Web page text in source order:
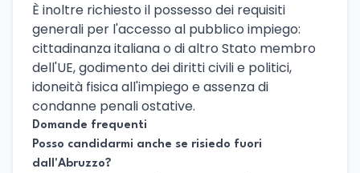
È inoltre richiesto il possesso dei requisiti
generali per l'accesso al pubblico impiego:
cittadinanza italiana o di altro Stato membro
dell'UE, godimento dei diritti civili e politici,
idoneità fisica all'impiego e assenza di
condanne penali ostative.
Domande frequenti
Posso candidarmi anche se risiedo fuori
dall'Abruzzo?